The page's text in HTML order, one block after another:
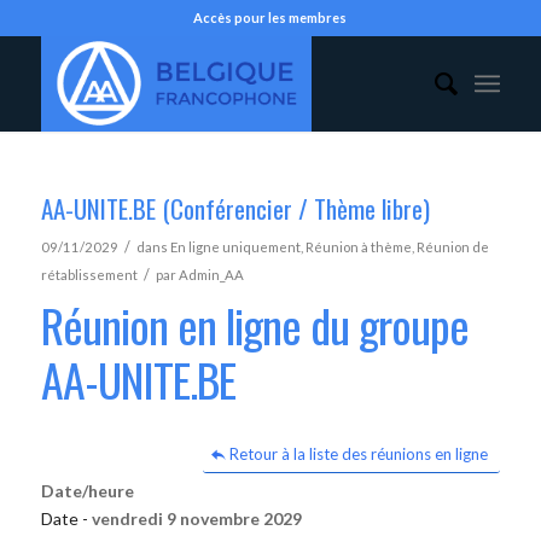
Accès pour les membres
AA-UNITE.BE (Conférencier / Thème libre)
09/11/2029 / dans En ligne uniquement, Réunion à thème Réunion de
rétablissement / parAdmin_AA
Réunion en ligne du groupe
AA-UNITE.BE
Retour à la liste des réunions en ligne
Date/heure
Date - vendredi 9 novembre 2029